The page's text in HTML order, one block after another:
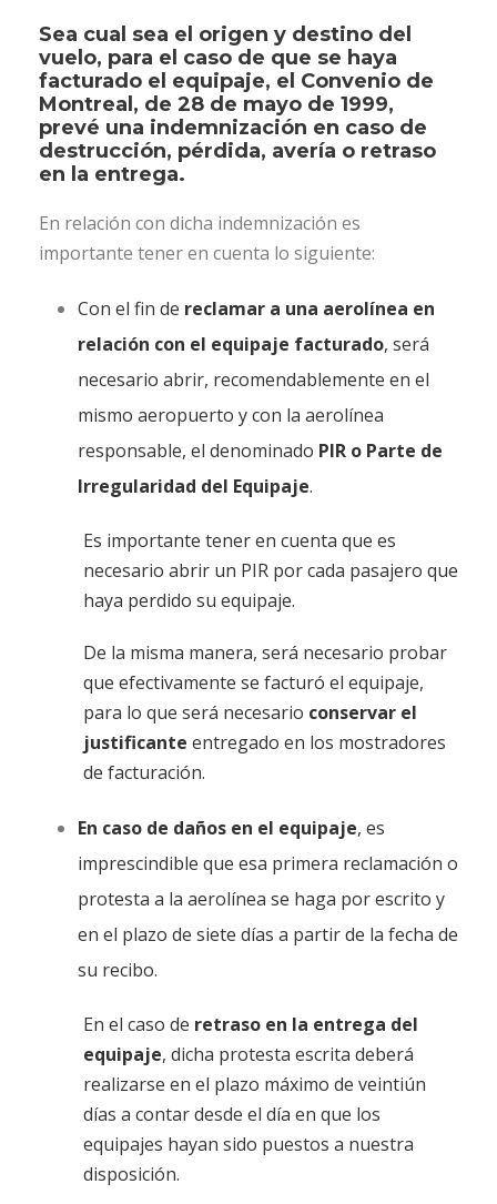
Sea cual sea el origen y destino del
vuelo, para el caso de que se haya
facturado el equipaje, el Convenio de
Montreal, de 28 de mayo de 1999,
prevé una indemnización en caso de
destrucción, pérdida, avería o retraso
en la entrega.
En relación con dicha indemnización es
importante tener en cuenta lo siguiente:
Con el fin de reclamar a una aerolínea en
relación con el equipaje facturado, será
necesario abrir, recomendablemente en el
mismo aeropuerto y con la aerolínea
responsable, el denominado PIR o Parte de
Irregularidad del Equipaje.
Es importante tener en cuenta que es
necesario abrir un PIR por cada pasajero que
haya perdido su equipaje.
De la misma manera, será necesario probar
que efectivamente se facturó el equipaje,
para lo que será necesario conservar el
justificante entregado en los mostradores
de facturación.
En caso de daños en el equipaje, es
imprescindible que esa primera reclamación o
protesta a la aerolínea se haga por escrito y
en el plazo de siete días a partir de la fecha de
su recibo.
En el caso de retraso en la entrega del
equipaje, dicha protesta escrita deberá
realizarse en el plazo máximo de veintiún
días a contar desde el día en que los
equipajes hayan sido puestos a nuestra
disposición.